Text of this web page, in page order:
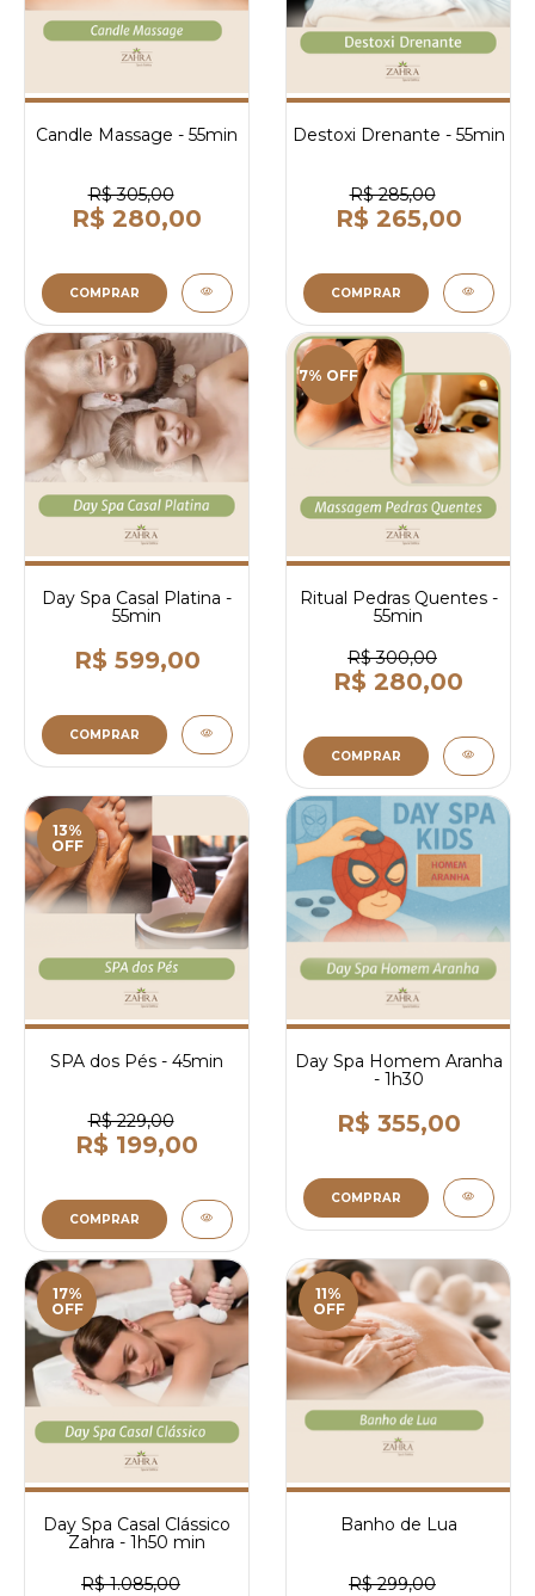
Candle Massage - 55min
R$ 305,00
R$ 280,00
COMPRAR
Destoxi Drenante - 55min
R$ 285,00
R$ 265,00
COMPRAR
Day Spa Casal Platina -
55min
R$ 599,00
COMPRAR
7% OFF
Ritual Pedras Quentes -
55min
R$ 300,00
R$ 280,00
COMPRAR
13%
OFF
SPA dos Pés - 45min
R$ 229,00
R$ 199,00
COMPRAR
Day Spa Homem Aranha
- 1h30
R$ 355,00
COMPRAR
17%
OFF
Day Spa Casal Clássico
Zahra - 1h50 min
R$ 1.085,00
11%
OFF
Banho de Lua
R$ 299,00